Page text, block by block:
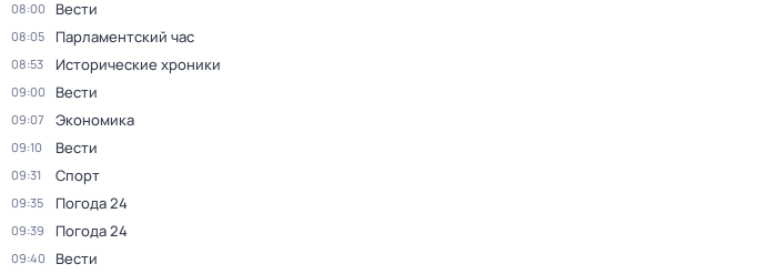
08:00 Вести
08:05 Парламентский час
08:53 Исторические хроники
09:00 Вести
09:07 Экономика
09:10 Вести
09:31 Спорт
09:35 Погода 24
09:39 Погода 24
09:40 Вести